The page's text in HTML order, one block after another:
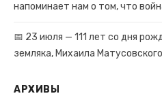
напоминает нам о том, что
📅 23 июля — 111 лет со дня
земляка, Михаила
АРХИВЫ